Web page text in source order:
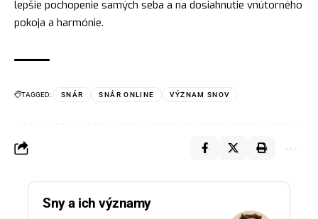
lepšie pochopenie samých seba a na dosiahnutie vnútorného
pokoja a harmónie.
TAGGED: SNÁR SNÁR ONLINE VÝZNAM SNOV
Sny a ich významy